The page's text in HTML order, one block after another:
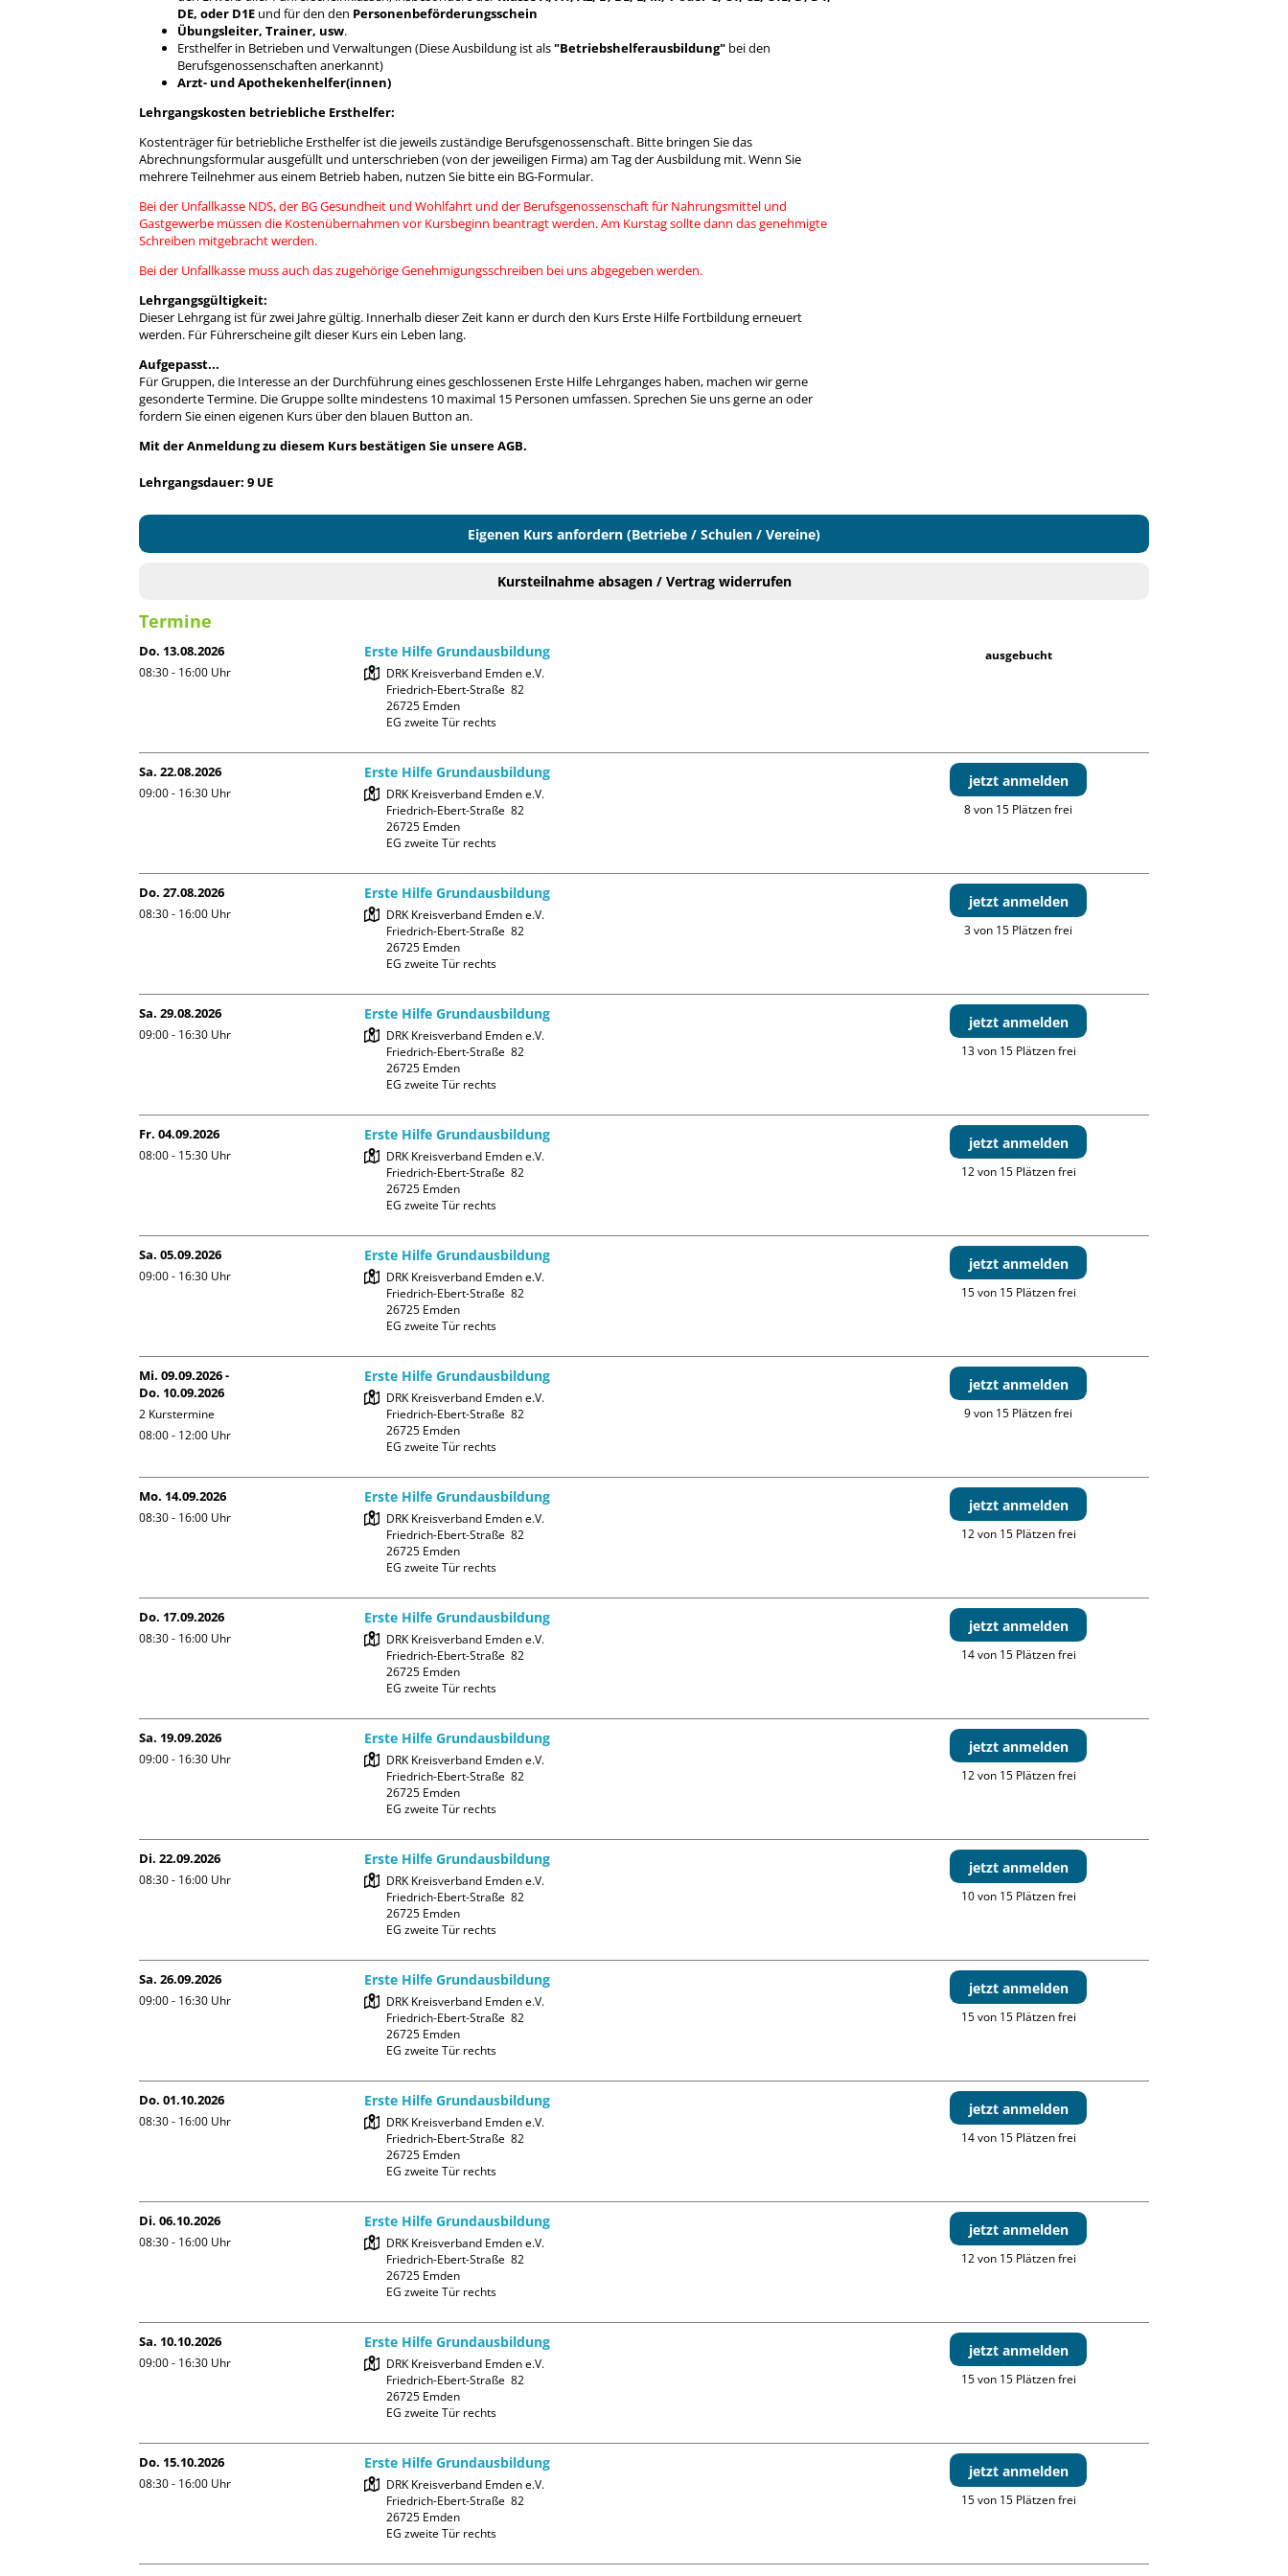
DE, oder D1E und für den den Personenbeförderungsschein
Übungsleiter, Trainer, usw.
Ersthelfer in Betrieben und Verwaltungen (Diese Ausbildung ist als"Betriebshelferausbildung" bei den
Berufsgenossenschaften anerkannt)
Arzt- und Apothekenhelfer(innen)
Lehrgangskosten betriebliche Ersthelfer:
Kostenträger für betriebliche Ersthelfer ist die jeweils zuständige Berufsgenossenschaft. Bitte bringen Sie das
Abrechnungsformular ausgefüllt und unterschrieben (von der jeweiligen Firma) am Tag der Ausbildung mit. Wenn Sie
mehrere Teilnehmer aus einem Betrieb haben, nutzen Sie bitte ein BG-Formular.
Bei der Unfallkasse NDS, der BG Gesundheit und Wohlfahrt und der Berufsgenossenschaft für Nahrungsmittel und
Gastgewerbe müssen die Kostenübernahmen vor Kursbeginn beantragt werden. Am Kurstag sollte dann das genehmigte
Schreiben mitgebracht werden.
Bei der Unfallkasse muss auch das zugehörige Genehmigungsschreiben bei uns abgegeben werden.
Lehrgangsgültigkeit:
Dieser Lehrgang ist für zwei Jahre gültig. Innerhalb dieser Zeit kann er durch den Kurs Erste Hilfe Fortbildung erneuert
werden. Für Führerscheine gilt dieser Kurs ein Leben lang.
Aufgepasst...
Für Gruppen, die Interesse an der Durchführung eines geschlossenen Erste Hilfe Lehrganges haben, machen wir gerne
gesonderte Termine. Die Gruppe sollte mindestens 10 maximal 15 Personen umfassen. Sprechen Sie uns gerne an oder
fordern Sie einen eigenen Kurs über den blauen Button an.
Mit der Anmeldung zu diesem Kurs bestätigen Sie unsere AGB.
Lehrgangsdauer: 9 UE
Eigenen Kurs anfordern (Betriebe / Schulen / Vereine)
Kursteilnahme absagen / Vertrag widerrufen
Termine
Do. 13.08.2026
08:30 - 16:00 Uhr
Erste Hilfe Grundausbildung
DRK Kreisverband Emden e.V.
Friedrich-Ebert-Straße  82
26725 Emden
EG zweite Tür rechts
ausgebucht
Sa. 22.08.2026
09:00 - 16:30 Uhr
Erste Hilfe Grundausbildung
DRK Kreisverband Emden e.V.
Friedrich-Ebert-Straße  82
26725 Emden
EG zweite Tür rechts
jetzt anmelden
8 von 15 Plätzen frei
Do. 27.08.2026
08:30 - 16:00 Uhr
Erste Hilfe Grundausbildung
DRK Kreisverband Emden e.V.
Friedrich-Ebert-Straße  82
26725 Emden
EG zweite Tür rechts
jetzt anmelden
3 von 15 Plätzen frei
Sa. 29.08.2026
09:00 - 16:30 Uhr
Erste Hilfe Grundausbildung
DRK Kreisverband Emden e.V.
Friedrich-Ebert-Straße  82
26725 Emden
EG zweite Tür rechts
jetzt anmelden
13 von 15 Plätzen frei
Fr. 04.09.2026
08:00 - 15:30 Uhr
Erste Hilfe Grundausbildung
DRK Kreisverband Emden e.V.
Friedrich-Ebert-Straße  82
26725 Emden
EG zweite Tür rechts
jetzt anmelden
12 von 15 Plätzen frei
Sa. 05.09.2026
09:00 - 16:30 Uhr
Erste Hilfe Grundausbildung
DRK Kreisverband Emden e.V.
Friedrich-Ebert-Straße  82
26725 Emden
EG zweite Tür rechts
jetzt anmelden
15 von 15 Plätzen frei
Mi. 09.09.2026 -
Do. 10.09.2026
2 Kurstermine
08:00 - 12:00 Uhr
Erste Hilfe Grundausbildung
DRK Kreisverband Emden e.V.
Friedrich-Ebert-Straße  82
26725 Emden
EG zweite Tür rechts
jetzt anmelden
9 von 15 Plätzen frei
Mo. 14.09.2026
08:30 - 16:00 Uhr
Erste Hilfe Grundausbildung
DRK Kreisverband Emden e.V.
Friedrich-Ebert-Straße  82
26725 Emden
EG zweite Tür rechts
jetzt anmelden
12 von 15 Plätzen frei
Do. 17.09.2026
08:30 - 16:00 Uhr
Erste Hilfe Grundausbildung
DRK Kreisverband Emden e.V.
Friedrich-Ebert-Straße  82
26725 Emden
EG zweite Tür rechts
jetzt anmelden
14 von 15 Plätzen frei
Sa. 19.09.2026
09:00 - 16:30 Uhr
Erste Hilfe Grundausbildung
DRK Kreisverband Emden e.V.
Friedrich-Ebert-Straße  82
26725 Emden
EG zweite Tür rechts
jetzt anmelden
12 von 15 Plätzen frei
Di. 22.09.2026
08:30 - 16:00 Uhr
Erste Hilfe Grundausbildung
DRK Kreisverband Emden e.V.
Friedrich-Ebert-Straße  82
26725 Emden
EG zweite Tür rechts
jetzt anmelden
10 von 15 Plätzen frei
Sa. 26.09.2026
09:00 - 16:30 Uhr
Erste Hilfe Grundausbildung
DRK Kreisverband Emden e.V.
Friedrich-Ebert-Straße  82
26725 Emden
EG zweite Tür rechts
jetzt anmelden
15 von 15 Plätzen frei
Do. 01.10.2026
08:30 - 16:00 Uhr
Erste Hilfe Grundausbildung
DRK Kreisverband Emden e.V.
Friedrich-Ebert-Straße  82
26725 Emden
EG zweite Tür rechts
jetzt anmelden
14 von 15 Plätzen frei
Di. 06.10.2026
08:30 - 16:00 Uhr
Erste Hilfe Grundausbildung
DRK Kreisverband Emden e.V.
Friedrich-Ebert-Straße  82
26725 Emden
EG zweite Tür rechts
jetzt anmelden
12 von 15 Plätzen frei
Sa. 10.10.2026
09:00 - 16:30 Uhr
Erste Hilfe Grundausbildung
DRK Kreisverband Emden e.V.
Friedrich-Ebert-Straße  82
26725 Emden
EG zweite Tür rechts
jetzt anmelden
15 von 15 Plätzen frei
Do. 15.10.2026
08:30 - 16:00 Uhr
Erste Hilfe Grundausbildung
DRK Kreisverband Emden e.V.
Friedrich-Ebert-Straße  82
26725 Emden
EG zweite Tür rechts
jetzt anmelden
15 von 15 Plätzen frei